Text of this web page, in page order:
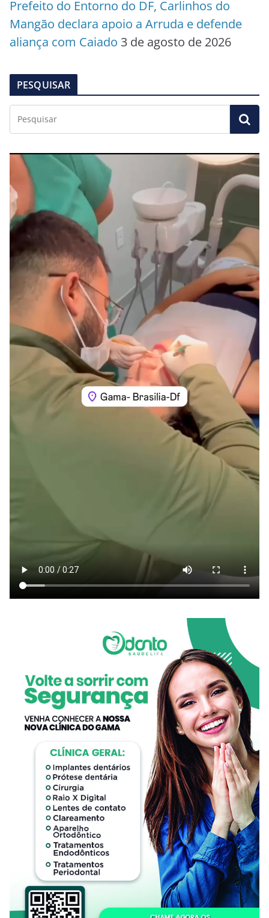
Prefeito do Entorno do DF, Carlinhos do
Mangão declara apoio a Arruda e defende
aliança com Caiado 3 de agosto de 2026
PESQUISAR